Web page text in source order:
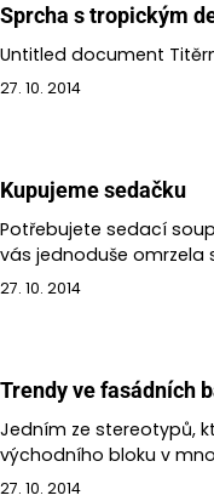
Sprcha s tropickým
Untitled document
27. 10. 2014
Kupujeme sedačku
Potřebujete sedací
vás jednoduše
27. 10. 2014
Trendy ve fasádních
Jedním ze stereotypů,
východního bloku v
27. 10. 2014